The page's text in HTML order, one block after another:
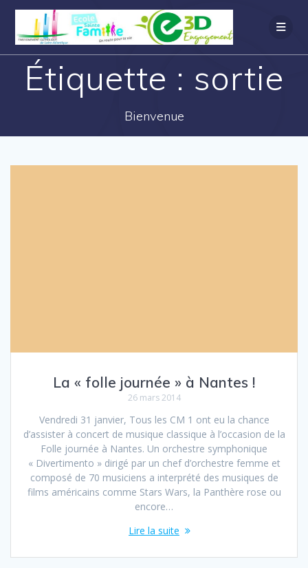
Étiquette : sortie
Bienvenue
La « folle journée » à Nantes !
26 mars 2014
Vendredi 31 janvier, Tous les CM 1 ont eu la chance
d’assister à concert de musique classique à l’occasion de la
Folle journée à Nantes. Un orchestre symphonique
« Divertimento » dirigé par un chef d’orchestre femme et
composé de 70 musiciens a interprété des musiques de
films américains comme Stars Wars, la Panthère rose ou
encore…
Lire la suite